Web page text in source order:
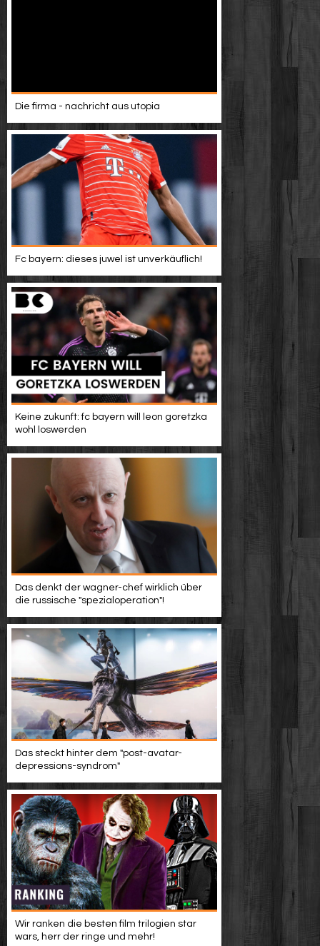
Die firma - nachricht aus utopia
Fc bayern: dieses juwel ist unverkäuflich!
Keine zukunft: fc bayern will leon goretzka
wohl loswerden
Das denkt der wagner-chef wirklich über
die russische "spezialoperation"!
Das steckt hinter dem "post-avatar-
depressions-syndrom"
Wir ranken die besten film trilogien star
wars, herr der ringe und mehr!